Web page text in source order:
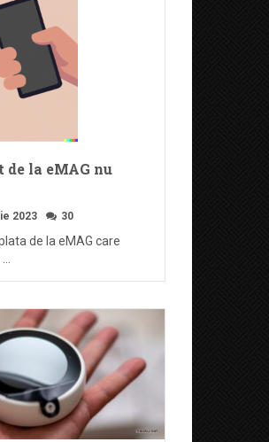
la eMAG nu
2023 30
de la eMAG care